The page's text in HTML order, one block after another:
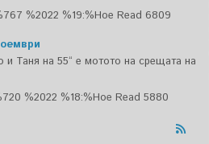
%2022 %19:%Ное Read 6809
и Таня на 55“ е мотото на срещата на
%2022 %18:%Ное Read 5880